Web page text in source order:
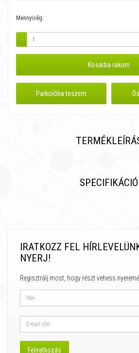
Mennyiség:
-
Kosárba rakom
Parkolóba teszem
SPECIFIKÁCIÓ
IRATKOZZ FEL
NYERJ!
Regisztrálj most, hogy részt vehess